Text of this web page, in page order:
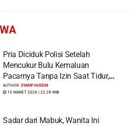
Pria Diciduk Polisi Setelah
Mencukur Bulu Kemaluan
Pacarnya Tanpa Izin Saat Tidur,
Korban Syok Saat Terbangun
AUTHOR:SYARIF HUSEIN
10 MARET 2026 | 22:28 WIB
Sadar dari Mabuk, Wanita Ini